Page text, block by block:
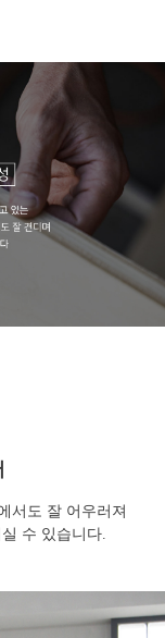
서도 잘 어우러져
수 있습니다.